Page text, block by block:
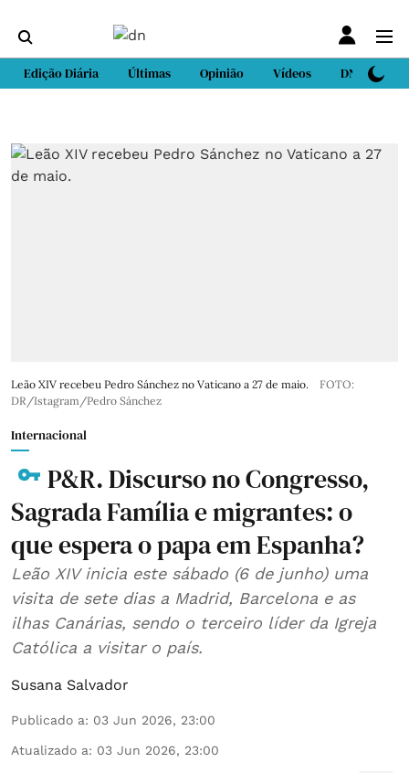
Edição Diária Últimas Opinião Vídeos DN Sport
Leão XIV recebeu Pedro Sánchez no Vaticano a 27 de maio.
FOTO:
DR/Istagram/Pedro Sánchez
Internacional
P&R. Discurso no Congresso,
Sagrada Família e migrantes: o
que espera o papa em Espanha?
Leão XIV inicia este sábado (6 de junho) uma
visita de sete dias a Madrid, Barcelona e as
ilhas Canárias, sendo o terceiro líder da Igreja
Católica a visitar o país.
Susana Salvador
Publicado a: 03 Jun 2026, 23:00
Atualizado a: 03 Jun 2026, 23:00